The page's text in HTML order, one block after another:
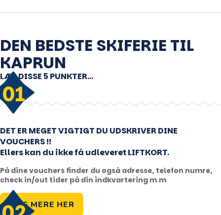
DEN BEDSTE SKIFERIE TIL
KAPRUN
LÆS DISSE 5 PUNKTER...
01
DET ER MEGET VIGTIGT DU UDSKRIVER DINE
VOUCHERS !!
Ellers kan du ikke få udleveret LIFTKORT.
På dine vouchers finder du også adresse, telefon numre,
check in/out tider på din indkvartering m.m
LÆS MERE HER